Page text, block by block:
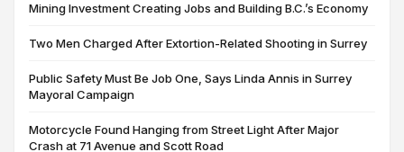
Mining Investment Creating Jobs and Building B.C.’s Economy
Two Men Charged After Extortion-Related Shooting in Surrey
Public Safety Must Be Job One, Says Linda Annis in Surrey
Mayoral Campaign
Motorcycle Found Hanging from Street Light After Major
Crash at 71 Avenue and Scott Road